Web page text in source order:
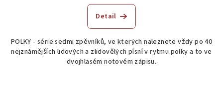
Detail
POLKY - série sedmi zpěvníků, ve kterých naleznete vždy po 40
nejznámějších lidových a zlidovělých písní v rytmu polky a to ve
dvojhlasém notovém zápisu.